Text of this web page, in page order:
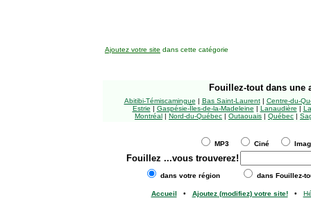
Ajoutez votre site dans cette catégorie
Fouillez-tout dans une
Abitibi-Témiscamingue | Bas Saint-Laurent| Centre-du-
Estrie | Gaspésie-Îles-de-la-Madeleine | Lanaudière |
Montréal | Nord-du-Québec | Outaouais | Québec |
MP3 Ciné
Fouillez ...vous trouverez!
dans votre région dans Fouillez-
Accueil • Ajoutez (modifiez) votre site!•